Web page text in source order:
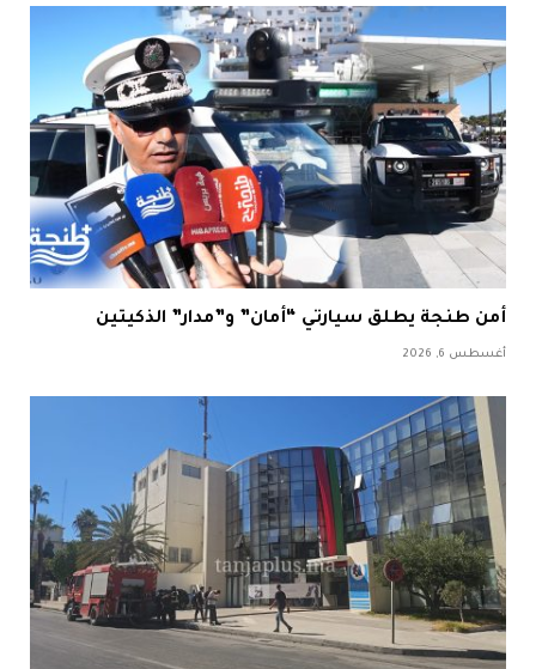
أمن طنجة يطلق سيارتي “أمان” و”مدار” الذكيتين
أغسطس 6, 2026